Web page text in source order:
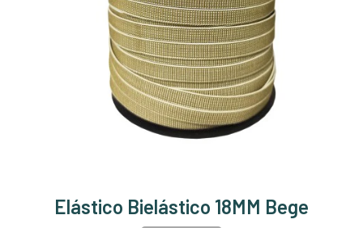
Elástico Bielástico 18MM Bege